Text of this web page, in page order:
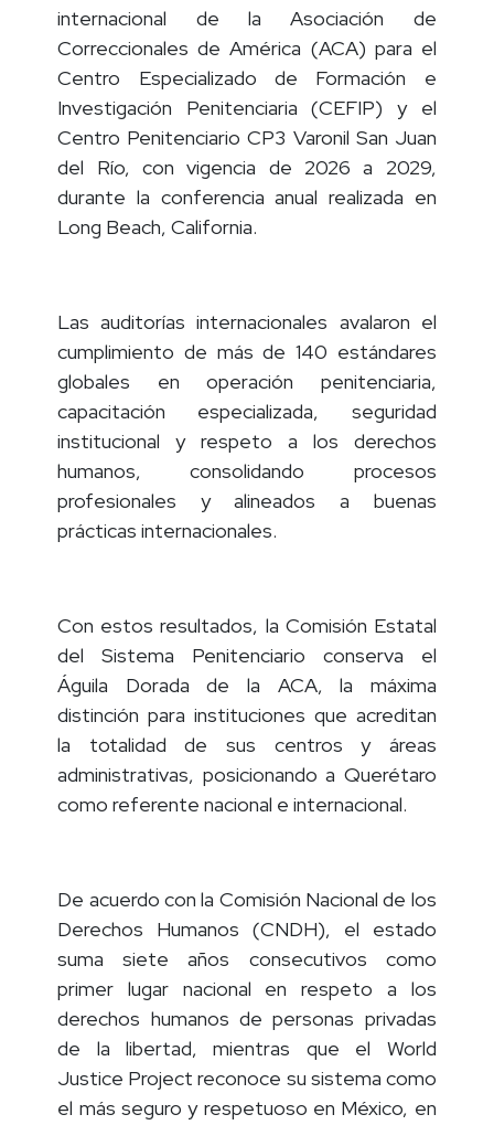
internacional de la Asociación de
Correccionales de América (ACA) para el
Centro Especializado de Formación e
Investigación Penitenciaria (CEFIP) y el
Centro Penitenciario CP3 Varonil San Juan
del Río, con vigencia de 2026 a 2029,
durante la conferencia anual realizada en
Long Beach, California.
Las auditorías internacionales avalaron el
cumplimiento de más de 140 estándares
globales en operación penitenciaria,
capacitación especializada, seguridad
institucional y respeto a los derechos
humanos, consolidando procesos
profesionales y alineados a buenas
prácticas internacionales.
Con estos resultados, la Comisión Estatal
del Sistema Penitenciario conserva el
Águila Dorada de la ACA, la máxima
distinción para instituciones que acreditan
la totalidad de sus centros y áreas
administrativas, posicionando a Querétaro
como referente nacional e internacional.
De acuerdo con la Comisión Nacional de los
Derechos Humanos (CNDH), el estado
suma siete años consecutivos como
primer lugar nacional en respeto a los
derechos humanos de personas privadas
de la libertad, mientras que el World
Justice Project reconoce su sistema como
el más seguro y respetuoso en México, en